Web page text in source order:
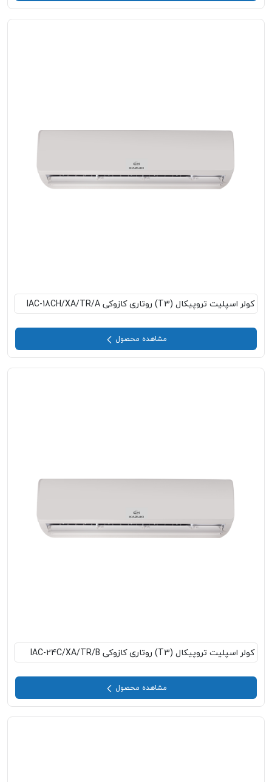
کولر اسپلیت تروپیکال (T3) روتاری کازوکی IAC-18CH/XA/TR/A
مشاهده محصول
کولر اسپلیت تروپیکال (T3) روتاری کازوکی IAC-24C/XA/TR/B
مشاهده محصول